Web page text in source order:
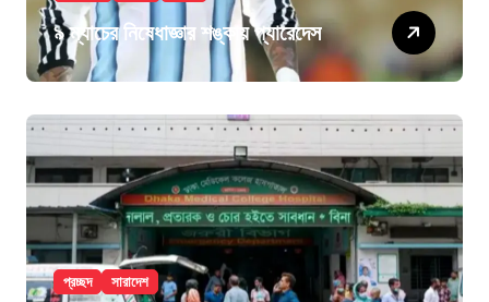
৯ ম্যাচের নিষেধাজ্ঞার শঙ্কায় প্যারেদেস
প্রচ্ছদ সারাদেশ